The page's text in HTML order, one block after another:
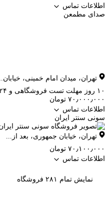
اطلاعات تماس
صدای مطمعن
تهران، میدان امام خمینی، خیابان...
۱۰ روز مهلت تست فروشگاهی و ۲۴ ماه گارانتی شرکتی
۷۰٫۰۰۰٫۰۰۰ تومان
اطلاعات تماس
سونی سنتر ایران
تهران، خیابان جمهوری، بعد از...
۷۰٫۱۰۰٫۰۰۰ تومان
اطلاعات تماس
نمایش تمام ۲۸۱ فروشگاه